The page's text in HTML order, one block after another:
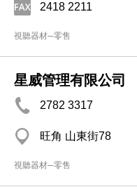
2418 2211
視聽器材─零售
星威管理有限公司
2782 3317
旺角 山東街78
視聽器材─零售